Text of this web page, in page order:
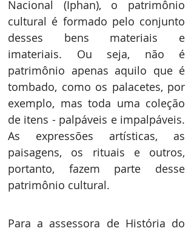
Nacional (Iphan), o patrimônio
cultural é formado pelo conjunto
desses bens materiais e
imateriais. Ou seja, não é
patrimônio apenas aquilo que é
tombado, como os palacetes, por
exemplo, mas toda uma coleção
de itens - palpáveis e impalpáveis.
As expressões artísticas, as
paisagens, os rituais e outros,
portanto, fazem parte desse
patrimônio cultural.
Para a assessora de História do